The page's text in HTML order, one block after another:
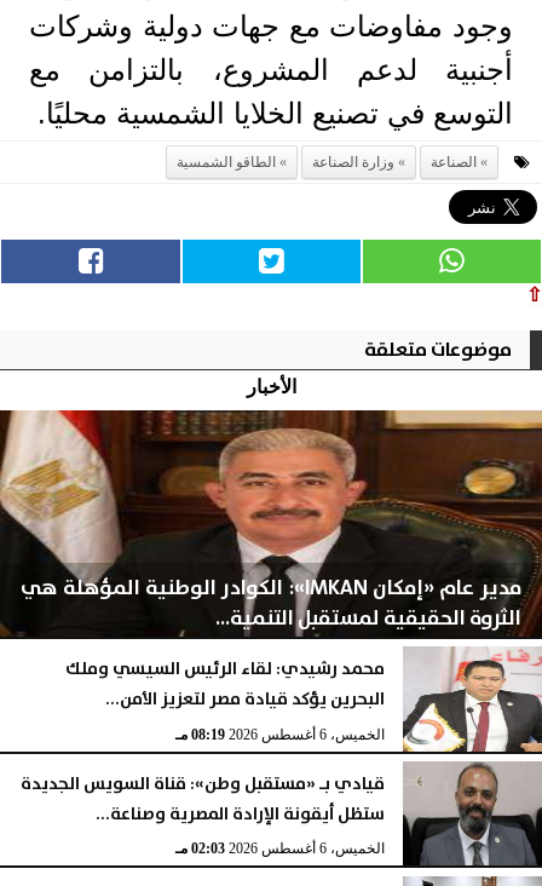
وجود مفاوضات مع جهات دولية وشركات
أجنبية لدعم المشروع، بالتزامن مع
التوسع في تصنيع الخلايا الشمسية محليًا.
الصناعة وزارة الصناعة الطاقو الشمسية
⇧
موضوعات متعلقة
الأخبار
مدير عام «إمكان IMKAN»: الكوادر الوطنية المؤهلة هي
الثروة الحقيقية لمستقبل التنمية...
الخميس، 6 أغسطس 2026 08:28 مـ
محمد رشيدي: لقاء الرئيس السيسي وملك
البحرين يؤكد قيادة مصر لتعزيز الأمن...
الخميس، 6 أغسطس 2026 08:19 مـ
قيادي بـ «مستقبل وطن»: قناة السويس الجديدة
ستظل أيقونة الإرادة المصرية وصناعة...
الخميس، 6 أغسطس 2026 02:03 مـ